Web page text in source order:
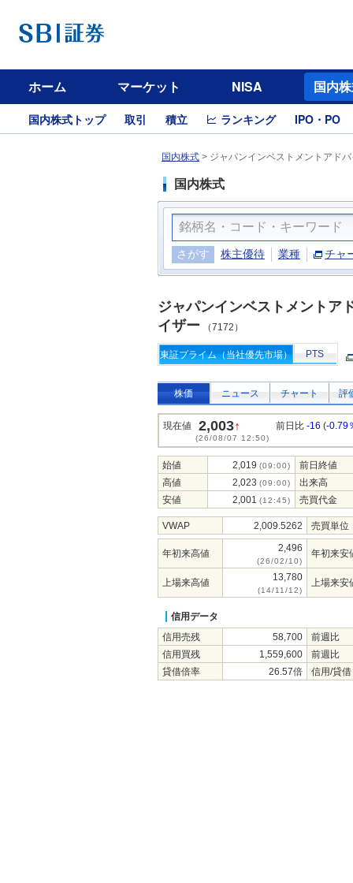
ホーム マーケット NISA 国内
国内株式トップ 取引 積立 ランキング IPO・PO
国内株式 > ジャパンインベストメントアド
国内株式
さがす 株主優待 業種 チャ
ジャパンインベストメントア
イザー （7172）
東証プライム（当社優先市場） PTS
株価 ニュース チャート 評
現在値 2,003↑
(26/08/07 12:50)
前日比 -16 (-0.79
始値 2,019 (09:00)
前日終値
高値
2,023 (09:00)
出来高
安値
2,001 (12:45) 売買代金
VWAP 2,009.5262 売買単位
年初来高値 2,496
(26/02/10)
年初来安
上場来高値 13,780
(14/11/12)
上場来安
信用データ
信用売残
58,700
前週比
信用買残
1,559,600
前週比
貸借倍率
26.57倍 信用/貸借